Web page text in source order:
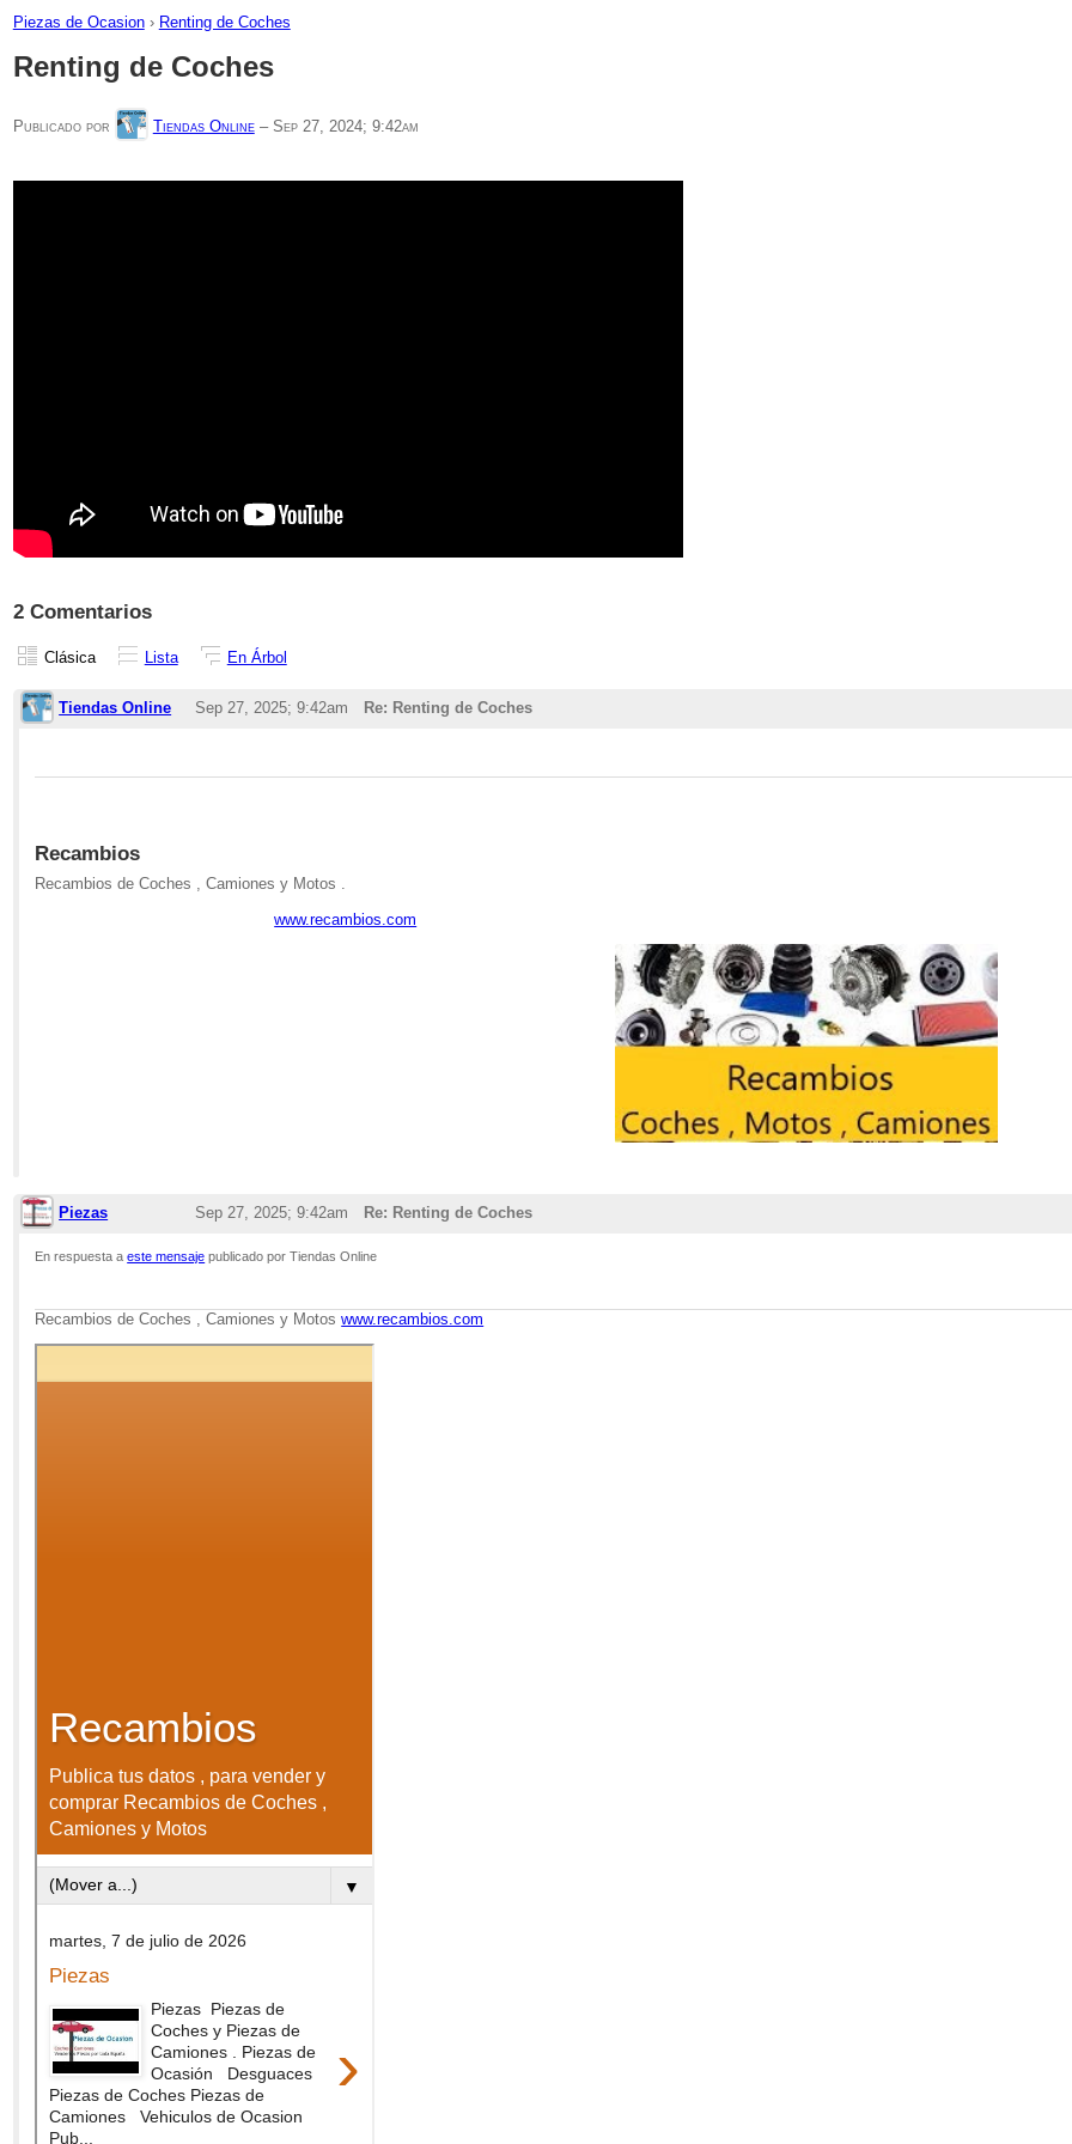
Piezas de Ocasion › Renting de Coches
Renting de Coches
Publicado por Tiendas Online– Sep 27, 2024; 9:42am
2 Comentarios
Clásica Lista En Árbol
Tiendas Online Sep 27, 2025; 9:42am Re: Renting de Coches
Recambios
Recambios de Coches , Camiones y Motos .
www.recambios.com
Piezas Sep 27, 2025; 9:42am Re: Renting de Coches
En respuesta aeste mensaje publicado por Tiendas Online
Recambios de Coches , Camiones y Motoswww.recambios.com